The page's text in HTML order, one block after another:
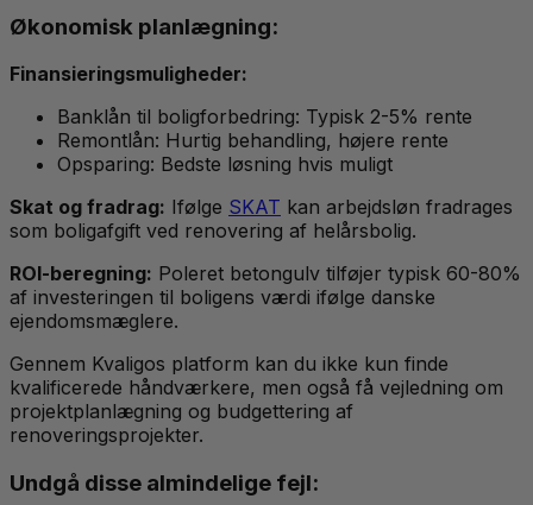
Økonomisk planlægning:
Finansieringsmuligheder:
Banklån til boligforbedring: Typisk 2-5% rente
Remontlån: Hurtig behandling, højere rente
Opsparing: Bedste løsning hvis muligt
Skat og fradrag: Ifølge SKAT kan arbejdsløn fradrages
som boligafgift ved renovering af helårsbolig.
ROI-beregning: Poleret betongulv tilføjer typisk 60-80%
af investeringen til boligens værdi ifølge danske
ejendomsmæglere.
Gennem Kvaligos platform kan du ikke kun finde
kvalificerede håndværkere, men også få vejledning om
projektplanlægning og budgettering af
renoveringsprojekter.
Undgå disse almindelige fejl: